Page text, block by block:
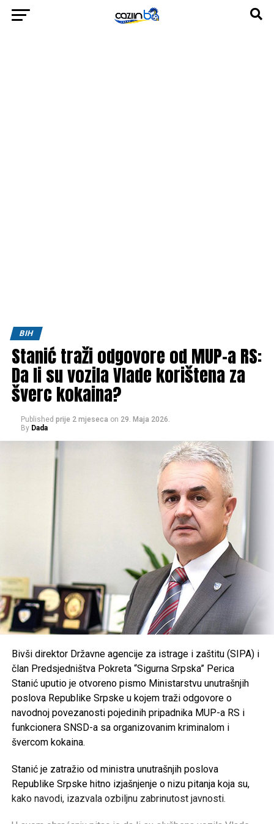
BIH
Stanić traži odgovore od MUP-a RS:
Da li su vozila Vlade korištena za
šverc kokaina?
Published prije 2 mjeseca on 29. Maja 2026.
By Dada
Bivši direktor Državne agencije za istrage i zaštitu (SIPA) i
član Predsjedništva Pokreta “Sigurna Srpska” Perica
Stanić uputio je otvoreno pismo Ministarstvu unutrašnjih
poslova Republike Srpske u kojem traži odgovore o
navodnoj povezanosti pojedinih pripadnika MUP-a RS i
funkcionera SNSD-a sa organizovanim kriminalom i
švercom kokaina.
Stanić je zatražio od ministra unutrašnjih poslova
Republike Srpske hitno izjašnjenje o nizu pitanja koja su,
kako navodi, izazvala ozbiljnu zabrinutost javnosti.